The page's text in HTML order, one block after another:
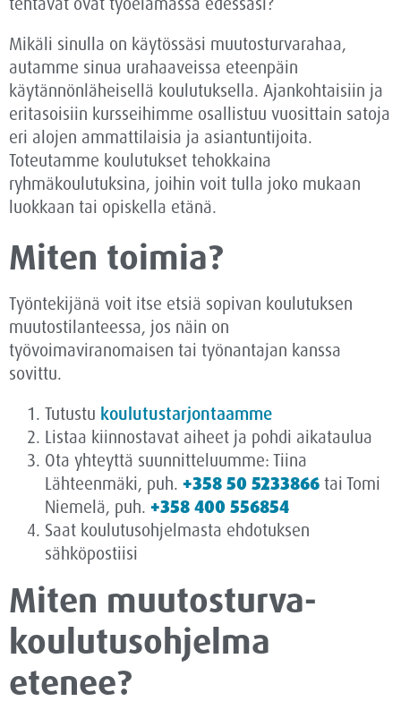
Mikäli sinulla on käytössäsi muutosturvarahaa,
autamme sinua urahaaveissa eteenpäin
käytännönläheisellä koulutuksella. Ajankohtaisiin ja
eritasoisiin kursseihimme osallistuu vuosittain satoja
eri alojen ammattilaisia ja asiantuntijoita.
Toteutamme koulutukset tehokkaina
ryhmäkoulutuksina, joihin voit tulla joko mukaan
luokkaan tai opiskella etänä.
Miten toimia?
Työntekijänä voit itse etsiä sopivan koulutuksen
muutostilanteessa, jos näin on
työvoimaviranomaisen tai työnantajan kanssa
sovittu.
Tutustu koulutustarjontaamme
Listaa kiinnostavat aiheet ja pohdi aikataulua
Ota yhteyttä suunnitteluumme: Tiina
Lähteenmäki, puh. +358 50 5233866 tai Tomi
Niemelä, puh. +358 400 556854
Saat koulutusohjelmasta ehdotuksen
sähköpostiisi
Miten muutosturva­
koulutusohjelma
etenee?